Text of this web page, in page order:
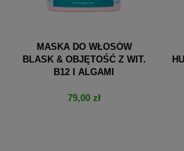
MASKA DO WŁOSÓW
BLASK & OBJĘTOŚĆ Z WIT.
B12 I ALGAMI
79,00 zł